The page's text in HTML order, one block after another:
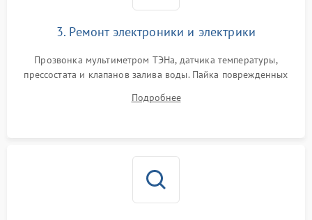
3. Ремонт электроники и электрики
Прозвонка мультиметром ТЭНа, датчика температуры,
прессостата и клапанов залива воды. Пайка поврежденных
Восстановление целостности проводки и контактов.
Подробнее